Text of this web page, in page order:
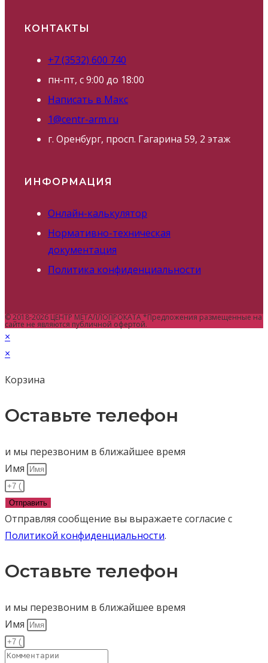
КОНТАКТЫ
+7 (3532) 600 740
пн-пт, с 9:00 до 18:00
Написать в Макс
1@centr-arm.ru
г. Оренбург, просп. Гагарина 59, 2 этаж
ИНФОРМАЦИЯ
Онлайн-калькулятор
Нормативно-техническая
документация
Политика конфиденциальности
© 2018-2026 ЦЕНТР МЕТАЛЛОПРОКАТА *Предложения размещенные на
сайте не являются публичной офертой.
×
×
Корзина
Оставьте телефон
и мы перезвоним в ближайшее время
Имя
Отправить
Отправляя сообщение вы выражаете согласие с
Политикой конфиденциальности.
Оставьте телефон
и мы перезвоним в ближайшее время
Имя